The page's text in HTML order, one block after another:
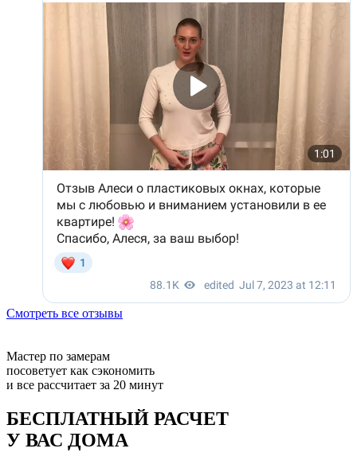
Смотреть все отзывы
Мастер по замерам
посоветует как сэкономить
и все рассчитает за 20 минут
БЕСПЛАТНЫЙ РАСЧЕТ
У ВАС ДОМА